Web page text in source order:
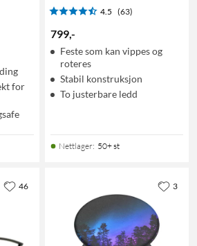
for
4.5 (63)
799,-
Feste som kan vippes og
roteres
Stabil konstruksjon
To justerbare ledd
Nettlager: 50+ st
46 3